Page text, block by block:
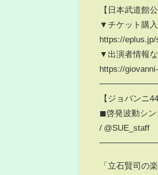
【日本武道館
▼チケット購入
https://
▼出演者情報
https://
【ジョバンニ
◼︎啓発波動シン
/ @SUE_staff
「立石賢司の